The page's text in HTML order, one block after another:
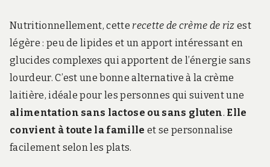
Nutritionnellement, cette recette de crème de riz est
légère : peu de lipides et un apport intéressant en
glucides complexes qui apportent de l’énergie sans
lourdeur. C’est une bonne alternative à la crème
laitière, idéale pour les personnes qui suivent une
alimentation sans lactose ou sans gluten. Elle
convient à toute la famille et se personnalise
facilement selon les plats.